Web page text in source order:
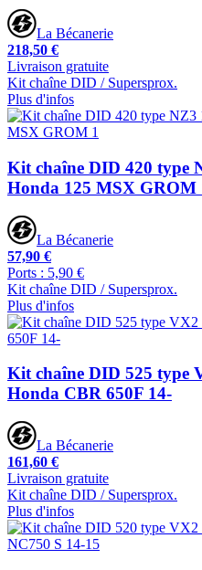
La Bécanerie
218,50 €
Livraison gratuite
Kit chaîne DID / Supersprox.
Plus d'infos
Kit chaîne DID 420 type
Honda 125 MSX GROM
La Bécanerie
57,90 €
Ports : 5,90 €
Kit chaîne DID / Supersprox.
Plus d'infos
Kit chaîne DID 525 type
Honda CBR 650F 14-
La Bécanerie
161,60 €
Livraison gratuite
Kit chaîne DID / Supersprox.
Plus d'infos